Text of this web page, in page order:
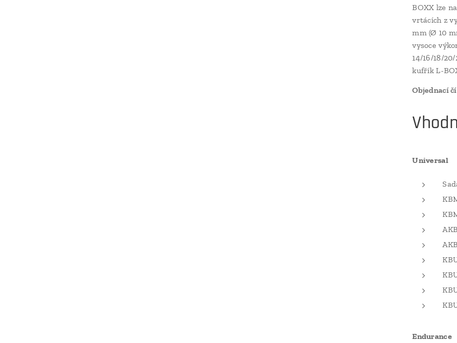
BOXX lze
vrtácích z
mm (Ø 10
vysoce
14/16/18/
kufřík L-
Objednací
Universal
Endurance